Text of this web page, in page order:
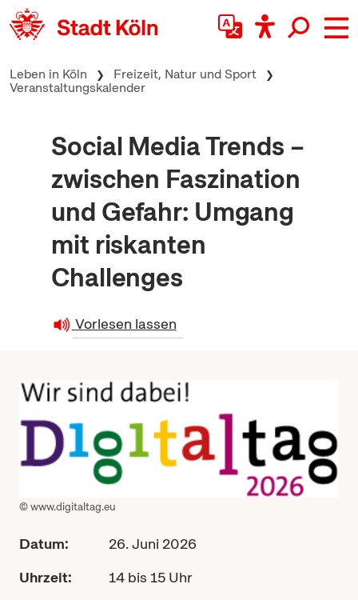
zum Inhalt springen
Leben in Köln
Freizeit, Natur und Sport
Veranstaltungskalender
Social Media Trends –
zwischen Faszination
und Gefahr: Umgang
mit riskanten
Challenges
Vorlesen lassen
© www.digitaltag.eu
Datum:
26. Juni 2026
Uhrzeit:
14 bis 15 Uhr